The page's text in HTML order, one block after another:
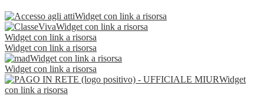
Widget con link a risorsa
Widget con link a risorsa
Widget con link a risorsa
Widget con link a risorsa
Widget con link a risorsa
Widget con link a risorsa
Widget
con link a risorsa